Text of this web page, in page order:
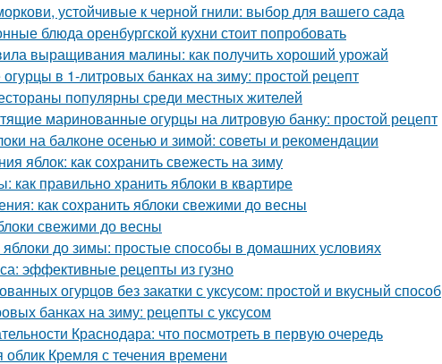
устойчивые к черной гнили: выбор для вашего сада
блюда оренбургской кухни стоит попробовать
выращивания малины: как получить хороший урожай
в 1-литровых банках на зиму: простой рецепт
популярны среди местных жителей
маринованные огурцы на литровую банку: простой рецепт
на балконе осенью и зимой: советы и рекомендации
яблок: как сохранить свежесть на зиму
как правильно хранить яблоки в квартире
как сохранить яблоки свежими до весны
свежими до весны
яблоки до зимы: простые способы в домашних условиях
эффективные рецепты из гузно
огурцов без закатки с уксусом: простой и вкусный способ
банках на зиму: рецепты с уксусом
Краснодара: что посмотреть в первую очередь
облик Кремля с течения времени